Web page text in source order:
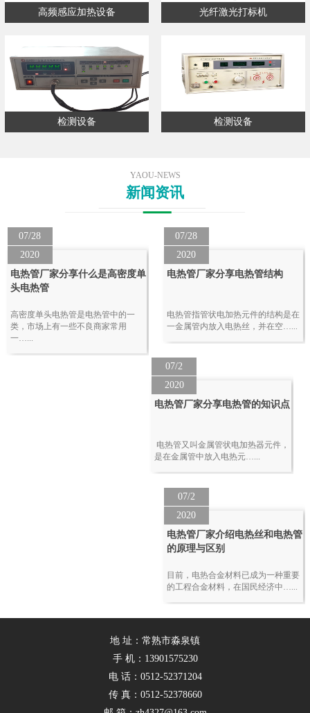
高频感应加热设备 光纤激光打标机
检测设备 检测设备
YAOU-NEWS
新闻资讯
07/28
2020
电热管厂家分享什么是高密度单
头电热管
高密度单头电热管是电热管中的一
类，市场上有一些不良商家常用
一…...
07/28
2020
电热管厂家分享电热管结构
电热管指管状电加热元件的结构是在
一金属管内放入电热丝，并在空…...
07/2
2020
电热管厂家分享电热管的知识点
电热管又叫金属管状电加热器元件，
是在金属管中放入电热元…...
07/2
2020
电热管厂家介绍电热丝和电热管
的原理与区别
目前，电热合金材料已成为一种重要
的工程合金材料，在国民经济中…...
地 址：常熟市淼泉镇
手 机：13901575230
电 话：0512-52371204
传 真：0512-52378660